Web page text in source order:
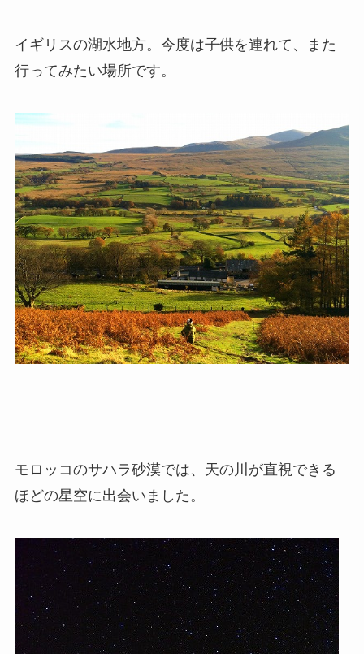
イギリスの湖水地方。今度は子供を連れて、また
行ってみたい場所です。
モロッコのサハラ砂漠では、天の川が直視できる
ほどの星空に出会いました。